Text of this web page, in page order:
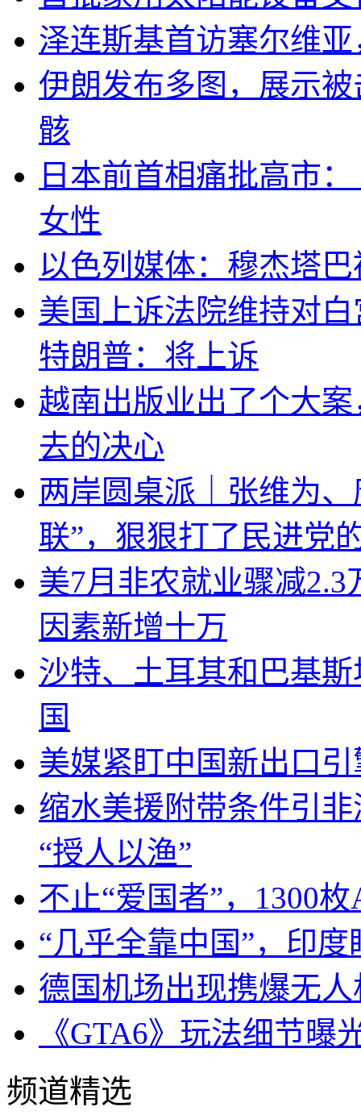
泽连斯基首访塞尔维
伊朗发布多图，展示
骸
日本前首相痛批高市
女性
以色列媒体：穆杰塔
美国上诉法院维持对
特朗普：将上诉
越南出版业出了个大
去的决心
两岸圆桌派｜张维为
联”，狠狠打了民进党
美7月非农就业骤减
因素新增十万
沙特、土耳其和巴基
国
美媒紧盯中国新出口
缩水美援附带条件引
“授人以渔”
不止“爱国者”，1300
“几乎全靠中国”，印
德国机场出现携爆无
《GTA6》玩法细节
频道精选